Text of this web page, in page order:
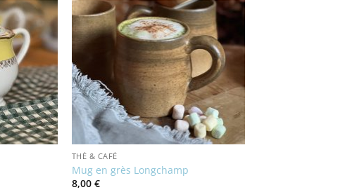
THÉ & CAFÉ
Mug en grès Longchamp
8,00 €